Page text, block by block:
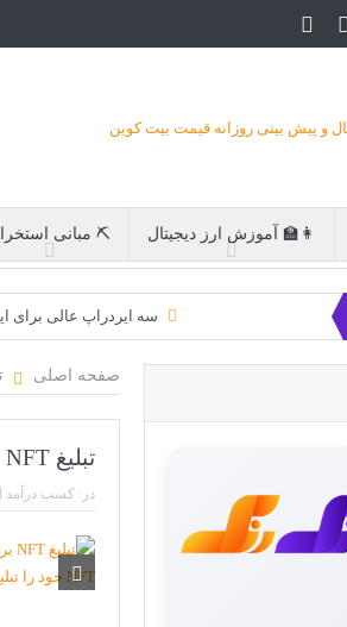
👩‍🏫 آموزش ارز دیجیتال ⛏ مبانی
سه ایردراپ عالی برای
صفحه اصلی
تبلیغ NFT برای فروش! چگونه NFT خود را تبلیغ کنیم؟
در: کسب درآمد